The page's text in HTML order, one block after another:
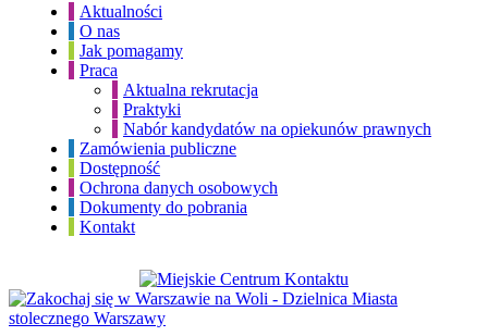
Aktualności
O nas
Jak pomagamy
Praca
Aktualna rekrutacja
Praktyki
Nabór kandydatów na opiekunów prawnych
Zamówienia publiczne
Dostępność
Ochrona danych osobowych
Dokumenty do pobrania
Kontakt